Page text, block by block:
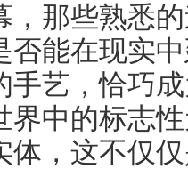
，那些熟悉
否能在现实
手艺，恰巧
界中的标志
体，这不仅